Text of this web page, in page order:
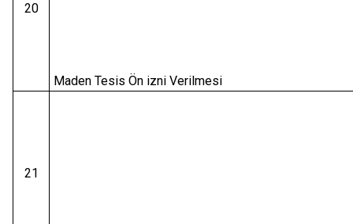
20
Maden Tesis Ön izni Verilmesi
21